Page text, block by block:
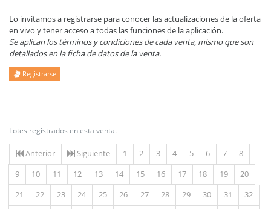
Lo invitamos a registrarse para conocer las actualizaciones de la oferta
en vivo y tener acceso a todas las funciones de la aplicación.
Se aplican los términos y condiciones de cada venta, mismo que son
detallados en la ficha de datos de la venta.
Registrarse
Lotes registrados en esta venta.
Anterior Siguiente 1 2 3 4 5 6 7
8
9
10 11 12 13 14 15 16 17 18 19
20
21
22 23 24 25 26 27 28 29 30 31
32